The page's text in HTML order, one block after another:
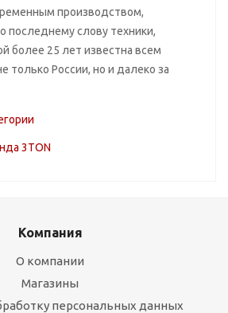
производством,
последнему слову техники,
более 25 лет известна всем
только России, но и далеко за
3TON
Компания
О компании
Магазины
персональных данных